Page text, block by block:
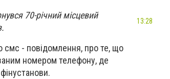
70-річний місцевий
смс - повідомлення, про те, що
номером телефону, де
13:28